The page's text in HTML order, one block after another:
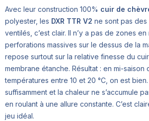
Avec leur construction 100% cuir de
polyester, les DXR TTR V2 ne sont pas
ventilés, c’est clair. Il n’y a pas de zones
perforations massives sur le dessus de la
repose surtout sur la relative finesse du
membrane étanche. Résultat : en mi-saison
températures entre 10 et 20 °C, on est
suffisamment et la chaleur ne s’accumule
en roulant à une allure constante. C’est
jeu idéal.